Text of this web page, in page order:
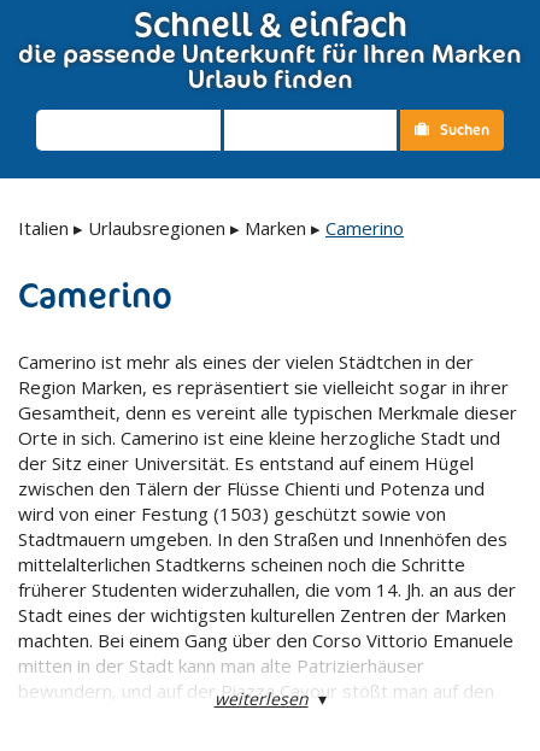
Schnell & einfach
die passende Unterkunft für Ihren Marken
Urlaub finden
Suchen
Italien ▸ Urlaubsregionen ▸ Marken ▸ Camerino
Camerino
Camerino ist mehr als eines der vielen Städtchen in der
Region Marken, es repräsentiert sie vielleicht sogar in ihrer
Gesamtheit, denn es vereint alle typischen Merkmale dieser
Orte in sich. Camerino ist eine kleine herzogliche Stadt und
der Sitz einer Universität. Es entstand auf einem Hügel
zwischen den Tälern der Flüsse Chienti und Potenza und
wird von einer Festung (1503) geschützt sowie von
Stadtmauern umgeben. In den Straßen und Innenhöfen des
mittelalterlichen Stadtkerns scheinen noch die Schritte
früherer Studenten widerzuhallen, die vom 14. Jh. an aus der
Stadt eines der wichtigsten kulturellen Zentren der Marken
machten. Bei einem Gang über den Corso Vittorio Emanuele
mitten in der Stadt kann man alte Patrizierhäuser
bewundern, und auf der Piazza Cavour stößt man auf den
Dom, wo in der Krypta der prächtige Sarg des hl. Ansovinus
weiterlesen▾